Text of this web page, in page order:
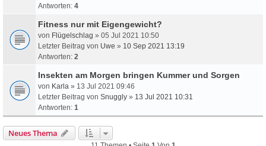
Antworten: 4
Fitness nur mit Eigengewicht?
von Flügelschlag » 05 Jul 2021 10:50
Letzter Beitrag von Uwe » 10 Sep 2021 13:19
Antworten: 2
Insekten am Morgen bringen Kummer und Sorgen
von Karla » 13 Jul 2021 09:46
Letzter Beitrag von Snuggly » 13 Jul 2021 10:31
Antworten: 1
Neues Thema